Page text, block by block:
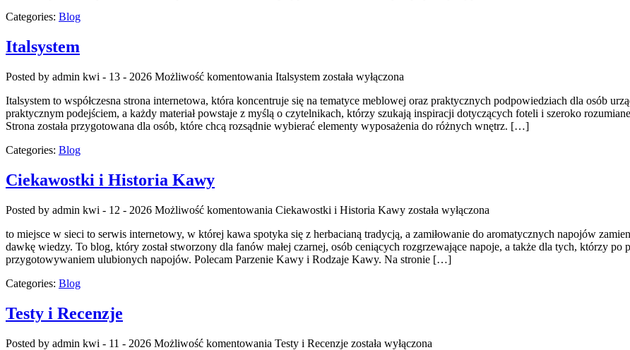
Categories: Blog
Italsystem
Posted by admin kwi - 13 - 2026 Możliwość komentowania Italsystem została wyłączona
Italsystem to współczesna strona internetowa, która koncentruje się na tematyce meblowej oraz praktycznych podpowiedziach dla osób
praktycznym podejściem, a każdy materiał powstaje z myślą o czytelnikach, którzy szukają inspiracji dotyczących foteli i szeroko
Strona została przygotowana dla osób, które chcą rozsądnie wybierać elementy wyposażenia do różnych wnętrz. […]
Categories: Blog
Ciekawostki i Historia Kawy
Posted by admin kwi - 12 - 2026 Możliwość komentowania Ciekawostki i Historia Kawy została wyłączona
to miejsce w sieci to serwis internetowy, w której kawa spotyka się z herbacianą tradycją, a zamiłowanie do aromatycznych napojów
dawkę wiedzy. To blog, który został stworzony dla fanów małej czarnej, osób ceniących rozgrzewające napoje, a także dla tych, którzy po
przygotowywaniem ulubionych napojów. Polecam Parzenie Kawy i Rodzaje Kawy. Na stronie […]
Categories: Blog
Testy i Recenzje
Posted by admin kwi - 11 - 2026 Możliwość komentowania Testy i Recenzje została wyłączona